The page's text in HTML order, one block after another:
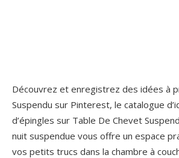
Découvrez et enregistrez des idées à
Suspendu sur Pinterest, le catalogue
d’épingles sur Table De Chevet
nuit suspendue vous offre un espace
vos petits trucs dans la chambre à